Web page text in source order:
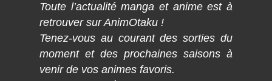
Toute l’actualité manga et anime est à
retrouver sur AnimOtaku !
Tenez-vous au courant des sorties du
moment et des prochaines saisons à
venir de vos animes favoris.